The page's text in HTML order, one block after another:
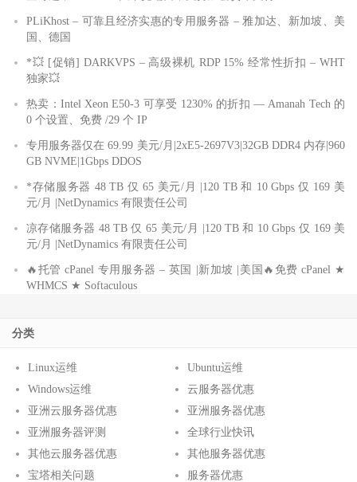
PLiKhost – 可靠且经济实惠的专用服务器 – 雅加达、新加坡、美
国、德国
*💥 [促销] DARKVPS – 高级裸机 RDP 15% 经常性折扣 – WHT
独家💥
热卖：Intel Xeon E50-3 可享受 1230% 的折扣 — Amanah Tech 的
0 个设置、免费 /29 个 IP
专用服务器仅在 69.99 美元/月|2xE5-2697V3|32GB DDR4 内存|960
GB NVME|1Gbps DDOS
*存储服务器 48 TB 仅 65 美元/月 |120 TB 和 10 Gbps 仅 169 美
元/月 |NetDynamics 有限责任公司
凉存储服务器 48 TB 仅 65 美元/月 |120 TB 和 10 Gbps 仅 169 美
元/月 |NetDynamics 有限责任公司
🔥托管 cPanel 专用服务器 – 英国 |新加坡 |美国🔥免费 cPanel ★
WHMCS ★ Softaculous
分类
Linux运维
Ubuntu运维
Windows运维
云服务器优惠
亚洲云服务器优惠
亚洲服务器优惠
亚洲服务器评测
全球行业快讯
其他云服务器优惠
其他服务器优惠
宝塔相关问题
服务器优惠